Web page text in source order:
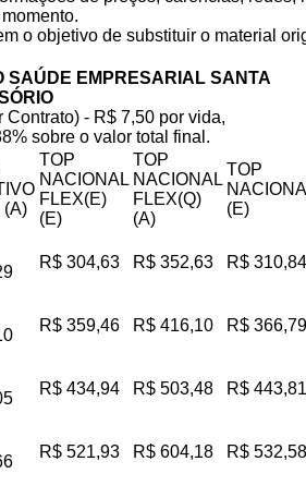
o objetivo de substituir o material
SAÚDE EMPRESARIAL SANTA
Contrato) - R$ 7,50 por vida,
sobre o valor total final.
(A)
TOP
NACIONAL
FLEX(E)
(E)
TOP
NACIONAL
FLEX(Q)
(A)
TOP
(E)
R$ 304,63 R$ 352,63 R$ 310,84
R$ 359,46 R$ 416,10 R$ 366,79
R$ 434,94 R$ 503,48 R$ 443,81
R$ 521,93 R$ 604,18 R$ 532,58